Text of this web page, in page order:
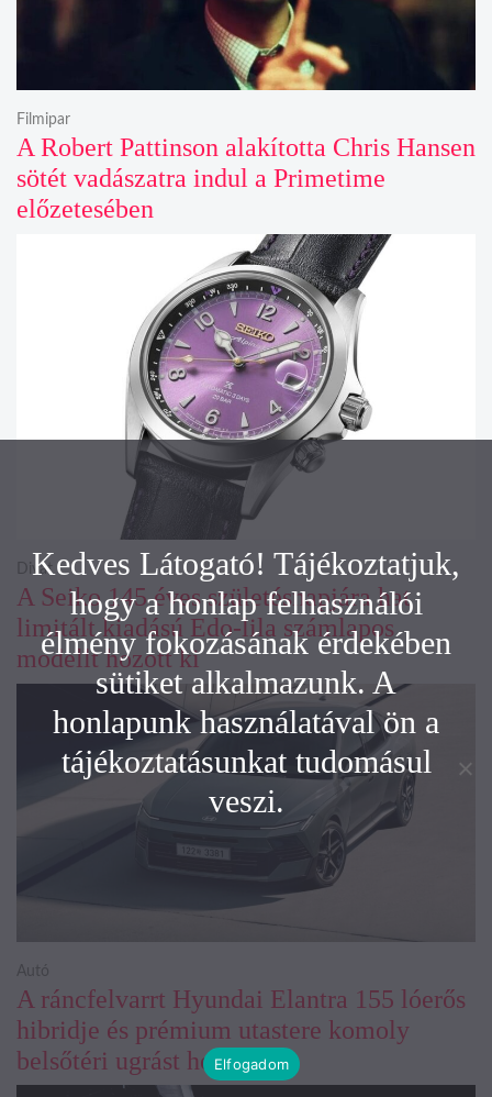
A Robert Pattinson alakította Chris Hansen
sötét vadászatra indul a Primetime
előzetesében
Filmipar
A Seiko 145 éves születésnapjára hat
limitált kiadású Edo-lila számlapos
modellt hozott ki
Divat
A ráncfelvarrt Hyundai Elantra 155 lóerős
hibridje és prémium utastere komoly
belsőtéri ugrást hoz
Autó
Kedves Látogató! Tájékoztatjuk,
hogy a honlap felhasználói
élmény fokozásának érdekében
sütiket alkalmazunk. A
honlapunk használatával ön a
tájékoztatásunkat tudomásul
veszi.
Elfogadom